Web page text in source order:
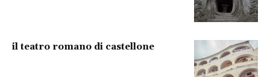
il teatro romano di castellone